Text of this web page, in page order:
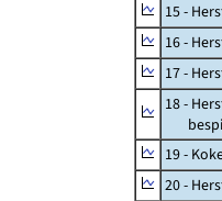
15 -
16 -
17 -
18 -
19 -
20 -